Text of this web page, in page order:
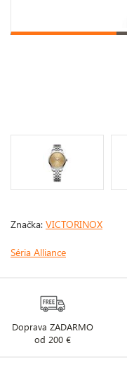
Značka: VICTORINOX
Séria Alliance
Doprava ZADARMO
od 200 €